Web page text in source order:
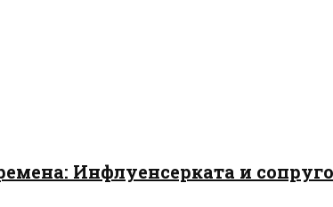
Инфлуенсерката и